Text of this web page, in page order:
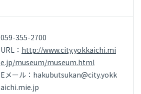
059-355-2700
URL： http://www.city.yokkaichi.mi
e.jp/museum/museum.html
Eメール：hakubutsukan@city.yokk
aichi.mie.jp